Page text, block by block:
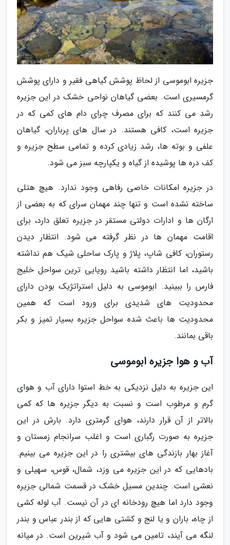
جزیره ابوموسی از لحاظ پوشش گیاهی فقیر و دارای پوشش
گرمسیری است. بعضی گیاهان نواحی خشک در این جزیره
رشد می کنند که برای مصرف چرای دام های کمی که در
جزیره است، کافی هستند. در سال های پرباران، گیاهان
علفی و بوته ها، رشد زیادی کرده و تمامی سطح جزیره و
کف دره ها پوشیده از گیاه و یکپارچه سبز می شود.
در جزیره امکانات خاصی رفاهی وجود ندارد. هیچ هتلی
ساخته نشده است و تنها چند مهمان سرای که به بعضی از
ارگان ها و ادارات دولتی مستقر در جزیره تعلق دارد، برای
اقامت مهمان ها در نظر گرفته می شود. انتظار دیدن
رستوران، کافی شاپ، پلاژ و پارک ساحلی شیک هم نداشته
باشید، اما انتظار داشته باشید رویایی ترین سواحل خلیج
فارس را ببینید. ابوموسی به دلیل استراتژیک بودن دارای
محدودیت های شدیدی برای ورود است که همین
محدودیت ها باعث شده سواحل جزیره بسیار تمیز و بکر
باقی بمانند.
آب و هوا جزیره ابوموسی
این جزیره به دلیل نزدیکی به خط استوا دارای آب و هوای
گرم و مرطوب است و نسبت به دیگر جزیره ها که کمی
بالاتر از آن قرار دارند، هوای گرمتری دارد. بارش در این
جزیره به صورت رگباری است و اغلب سرانجام زمستان و
آغاز بهار بازندگی های بیشتری را در این جزیره می بینیم.
بادهایی که در این جزیره می وزد، شمال، قوس، سهیلی و
نعشی است. چندین مسیل خشک در قسمت شمالی جزیره
وجود دارد اما هیچ رودخانه ای در آن نیست. آب لوله کشی
از چاه، باران و یا لنج و کشتی هایی که از بندر عباس و بندر
لنگه می آیند، تامین می شود و آب شیرین است. در میانه